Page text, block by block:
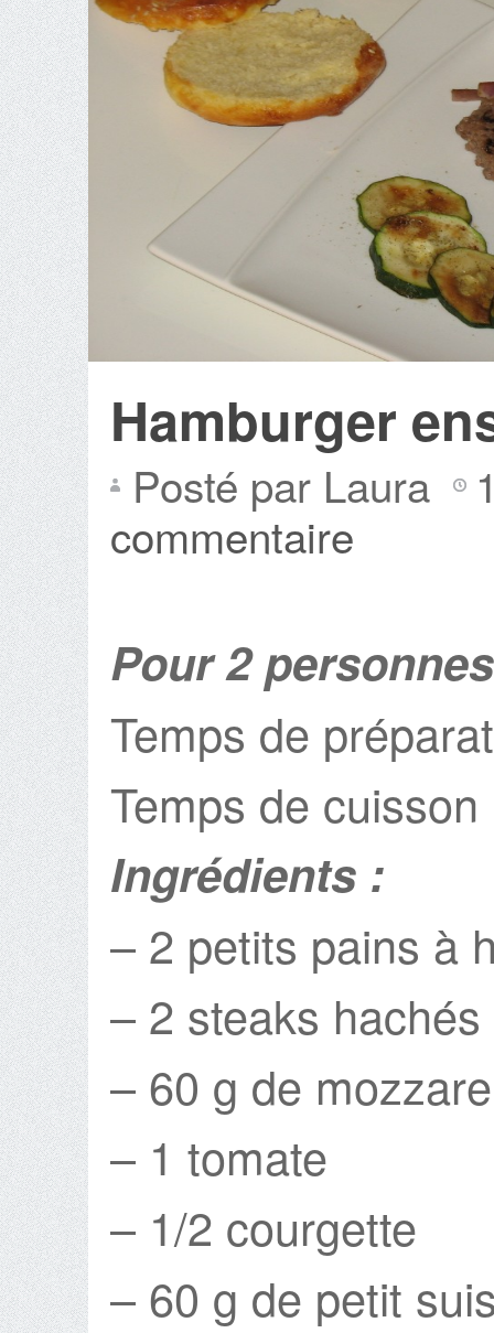
Hamburger
Posté par Laura
commentaire
Pour 2 personnes
Temps de
Temps de
Ingrédients :
– 2 petits pains à
– 2 steaks hachés
– 60 g de
– 1 tomate
– 1/2 courgette
– 60 g de petit